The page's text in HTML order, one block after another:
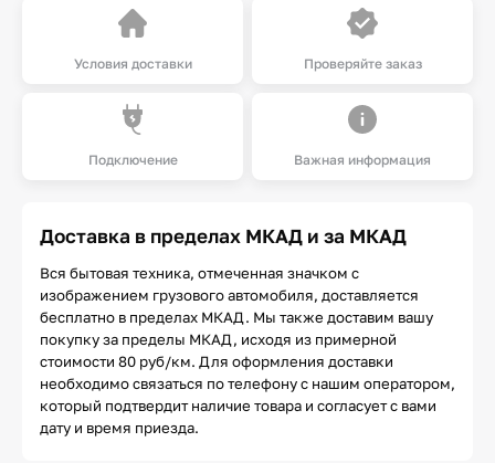
Условия доставки Проверяйте заказ
Подключение Важная информация
Доставка в пределах МКАД и за МКАД
Вся бытовая техника, отмеченная значком с
изображением грузового автомобиля, доставляется
бесплатно в пределах МКАД. Мы также доставим вашу
покупку за пределы МКАД, исходя из примерной
стоимости 80 руб/км. Для оформления доставки
необходимо связаться по телефону с нашим оператором,
который подтвердит наличие товара и согласует с вами
дату и время приезда.